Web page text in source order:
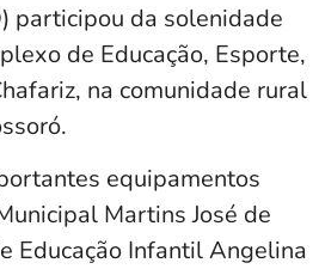
participou da solenidade
de Educação, Esporte,
na comunidade rural
equipamentos
Martins José de
Educação Infantil Angelina